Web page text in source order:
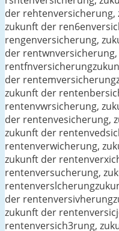
der
zukunft der
rengenversicherung,
der
der
zukunft der
rentenvwrsicherung,
der rentenvesicherung,
zukunft der
rentenverwicherung,
zukunft der
rentenversucherung,
der
zukunft der
rentenversich3rung,